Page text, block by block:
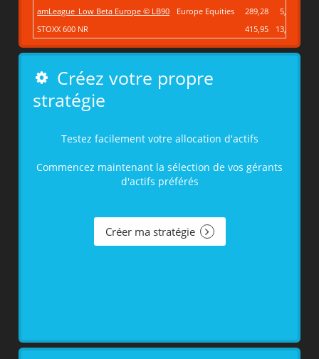
amLeague_Low Beta Europe © LB90
Europe Equities 289,28
5,57%
STOXX 600 NR
415,95 13,08%
Voir plus
Créez votre propre
stratégie
Testez facilement votre allocation d'actifs
Commencez maintenant la sélection de vos gérants
d'actifs préférés
Créer ma stratégie